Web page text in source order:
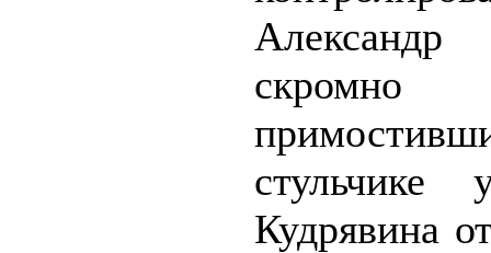
скромно
стульчике
Кудрявина